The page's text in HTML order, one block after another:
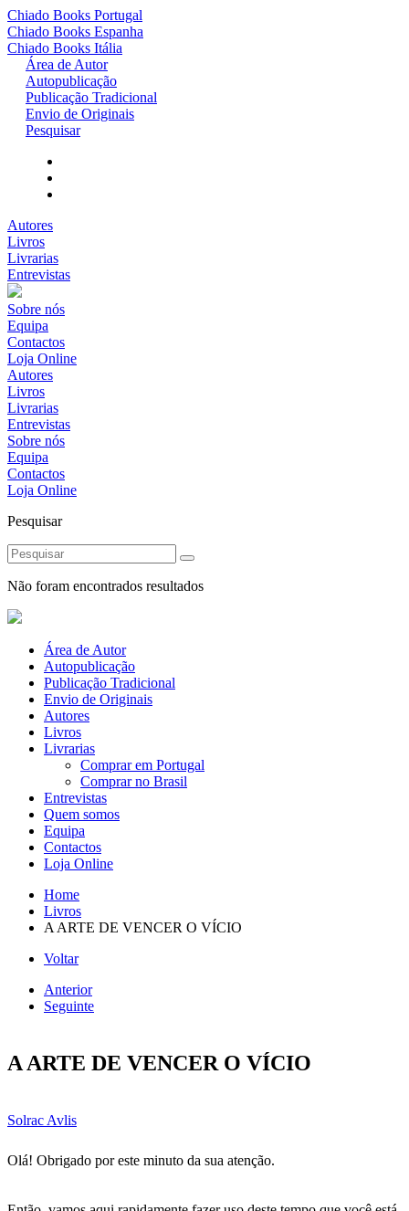
Chiado Books Portugal
Chiado Books Espanha
Chiado Books Itália
Área de Autor
Autopublicação
Publicação Tradicional
Envio de Originais
Pesquisar
Autores
Livros
Livrarias
Entrevistas
Sobre nós
Equipa
Contactos
Loja Online
Autores
Livros
Livrarias
Entrevistas
Sobre nós
Equipa
Contactos
Loja Online
Pesquisar
Não foram encontrados resultados
Área de Autor
Autopublicação
Publicação Tradicional
Envio de Originais
Autores
Livros
Livrarias
Comprar em Portugal
Comprar no Brasil
Entrevistas
Quem somos
Equipa
Contactos
Loja Online
Home
Livros
A ARTE DE VENCER O VÍCIO
Voltar
Anterior
Seguinte
A ARTE DE VENCER O VÍCIO
Solrac Avlis
Olá! Obrigado por este minuto da sua atenção.